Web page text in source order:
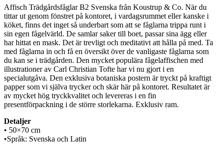
Affisch Trädgårdsfåglar B2 Svenska från Koustrup & Co. När du
tittar ut genom fönstret på kontoret, i vardagsrummet eller kanske i
köket, finns det inget så underbart som att se fåglarna trippa runt i
sin egen fågelvärld. De samlar saker till boet, passar sina ägg eller
har hittat en mask. Det är trevligt och meditativt att hålla på med. Ta
med fåglarna in och få en översikt över de vanligaste fåglarna som
du kan se i trädgården. Den mycket populära fågelaffischen med
illustrationer av Carl Christian Tofte har vi nu gjort i en
specialutgåva. Den exklusiva botaniska postern är tryckt på kraftigt
papper som vi själva trycker och skär här på kontoret. Resultatet är
av mycket hög tryckkvalitet och levereras i en fin
presentförpackning i de större storlekarna. Exklusiv ram.
Detaljer
• 50×70 cm
•Språk: Svenska och Latin